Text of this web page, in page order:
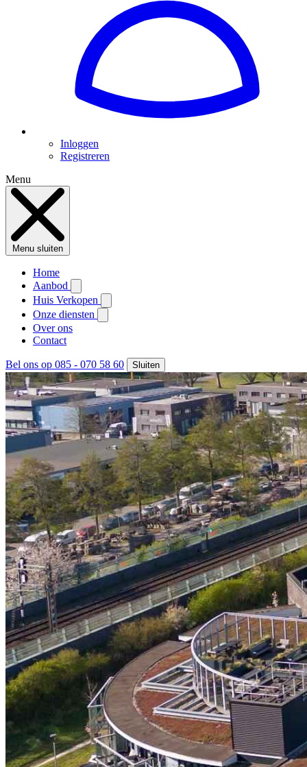
Inloggen
Registreren
Menu
Menu sluiten
Home
Aanbod
Huis Verkopen
Onze diensten
Over ons
Contact
Bel ons op 085 - 070 58 60 Sluiten